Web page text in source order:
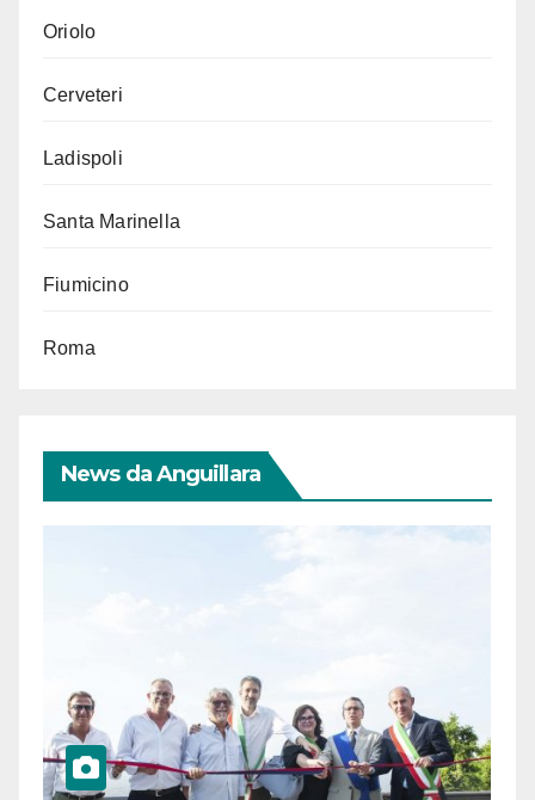
Oriolo
Cerveteri
Ladispoli
Santa Marinella
Fiumicino
Roma
News da Anguillara